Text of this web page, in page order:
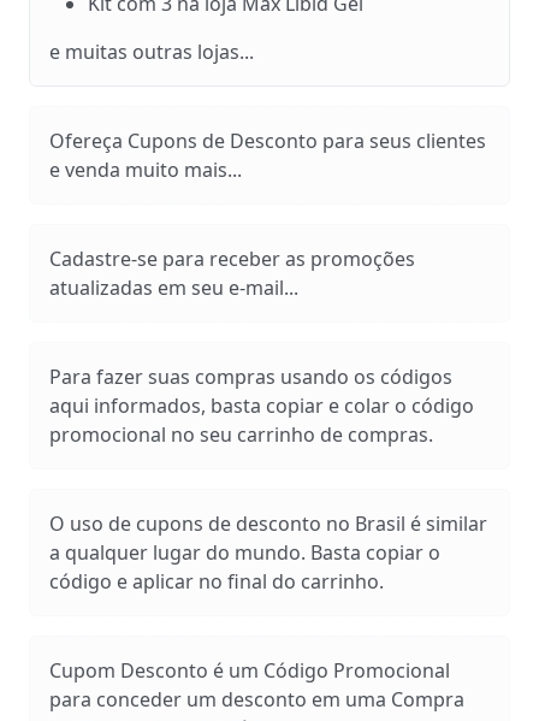
e muitas outras lojas...
Ofereça Cupons de Desconto para seus clientes
e venda muito mais...
Cadastre-se para receber as promoções
atualizadas em seu e-mail...
Para fazer suas compras usando os códigos
aqui informados, basta copiar e colar o código
promocional no seu carrinho de compras.
O uso de cupons de desconto no Brasil é similar
a qualquer lugar do mundo. Basta copiar o
código e aplicar no final do carrinho.
Cupom Desconto é um Código Promocional
para conceder um desconto em uma Compra